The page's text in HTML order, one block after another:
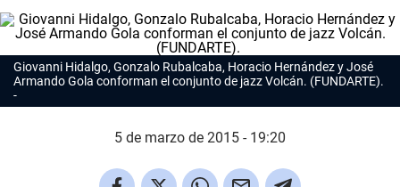
Giovanni Hidalgo, Gonzalo Rubalcaba, Horacio Hernández y José
Armando Gola conforman el conjunto de jazz Volcán. (FUNDARTE).
5 de marzo de 2015 - 19:20